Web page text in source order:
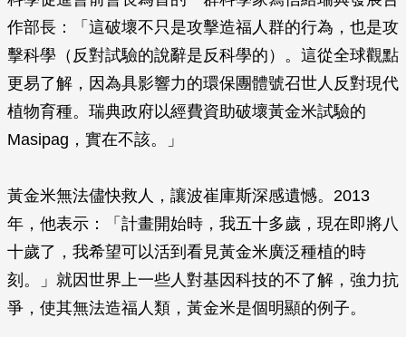
作部長：「這破壞不只是攻擊造福人群的行為，也是攻
擊科學（反對試驗的說辭是反科學的）。這從全球觀點
更易了解，因為具影響力的環保團體號召世人反對現代
植物育種。瑞典政府以經費資助破壞黃金米試驗的
Masipag，實在不該。」
黃金米無法儘快救人，讓波崔庫斯深感遺憾。2013
年，他表示：「計畫開始時，我五十多歲，現在即將八
十歲了，我希望可以活到看見黃金米廣泛種植的時
刻。」就因世界上一些人對基因科技的不了解，強力抗
爭，使其無法造福人類，黃金米是個明顯的例子。